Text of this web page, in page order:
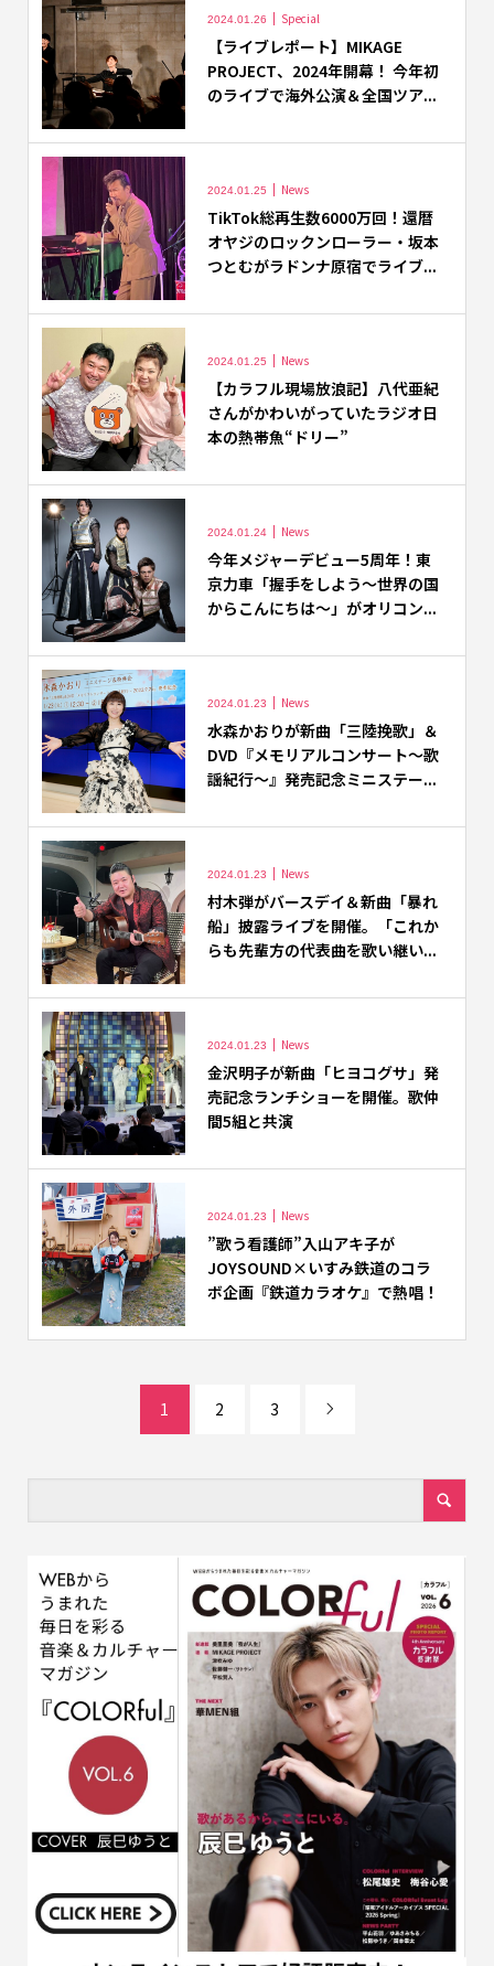
2024.01.26 Special
【ライブレポート】MIKAGE
PROJECT、2024年開幕！ 今年初
のライブで海外公演＆全国ツア...
2024.01.25 News
TikTok総再生数6000万回！還暦
オヤジのロックンローラー・坂本
つとむがラドンナ原宿でライブ...
2024.01.25 News
【カラフル現場放浪記】八代亜紀
さんがかわいがっていたラジオ日
本の熱帯魚“ドリー”
2024.01.24 News
今年メジャーデビュー5周年！東
京力車「握手をしよう～世界の国
からこんにちは～」がオリコン...
2024.01.23 News
水森かおりが新曲「三陸挽歌」＆
DVD『メモリアルコンサート～歌
謡紀行～』発売記念ミニステー...
2024.01.23 News
村木弾がバースデイ＆新曲「暴れ
船」披露ライブを開催。「これか
らも先輩方の代表曲を歌い継い...
2024.01.23 News
金沢明子が新曲「ヒヨコグサ」発
売記念ランチショーを開催。歌仲
間5組と共演
2024.01.23 News
”歌う看護師”入山アキ子が
JOYSOUND×いすみ鉄道のコラ
ボ企画『鉄道カラオケ』で熱唱！
1 2 3 